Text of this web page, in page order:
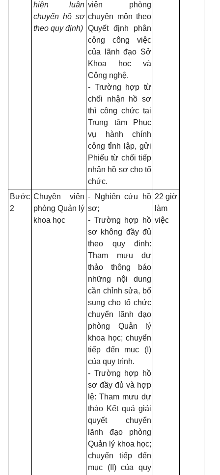
hiện luân
chuyển hồ sơ
theo quy định)
viên phòng
chuyên môn theo
Quyết định phân
công công việc
của lãnh đạo Sở
Khoa học và
Công nghệ.
- Trường hợp từ
chối nhận hồ sơ
thì công chức tại
Trung tâm Phục
vụ hành chính
công tỉnh lập, gửi
Phiếu từ chối tiếp
nhận hồ sơ cho tổ
chức.
Bước
2
Chuyên viên
phòng Quản lý
khoa học
- Nghiên cứu hồ
sơ;
- Trường hợp hồ
sơ không đầy đủ
theo quy định:
Tham mưu dự
thảo thông báo
những nội dung
cần chỉnh sửa, bổ
sung cho tổ chức
chuyển lãnh đạo
phòng Quản lý
khoa học; chuyển
tiếp đến mục (I)
của quy trình.
- Trường hợp hồ
sơ đầy đủ và hợp
lệ: Tham mưu dự
thảo Kết quả giải
quyết chuyển
lãnh đạo phòng
Quản lý khoa học;
chuyển tiếp đến
mục (II) của quy
22 giờ
làm
việc